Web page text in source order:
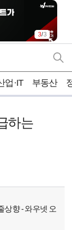
3/3
업·IT 부동산
하는
상향 - 와우넷 오